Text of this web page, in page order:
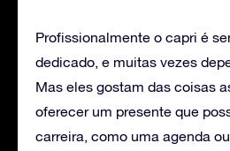
Profissionalmente o capri é
dedicado, e muitas vezes
Mas eles gostam das coisas
oferecer um presente que
carreira, como uma agenda